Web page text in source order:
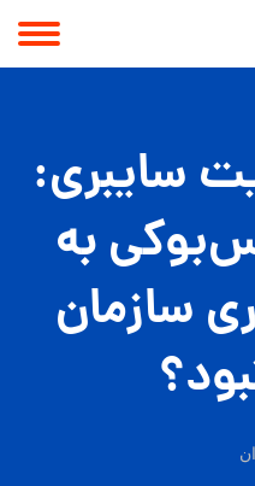
سایبری:
به
سازمان